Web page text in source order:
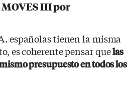
III por
españolas tienen la misma
es coherente pensar quelas
presupuesto en todos los